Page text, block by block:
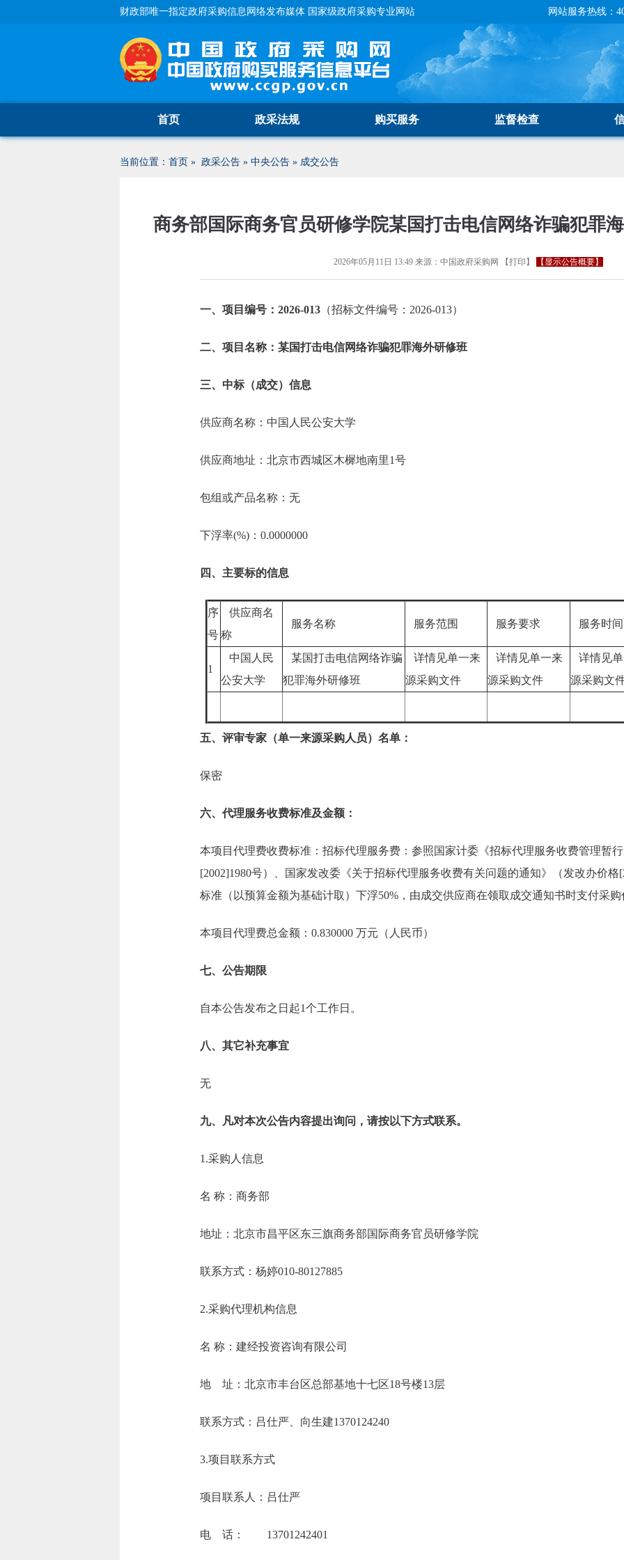
财政部唯一指定政府采购信息网络发布媒体 国家级政府采购专业网站 网站服务热线：
首页 政采法规 购买服务 监督检查
当前位置： 首页 » 政采公告 » 中央公告 » 成交公告
商务部国际商务官员研修学院某国打击电信网络诈骗犯罪
2026年05月11日 13:49来源： 中国政府采购网 【打印 】 【显示公告概要】
一、项目编号：2026-013 （招标文件编号：2026-013）
二、项目名称：某国打击电信网络诈骗犯罪海外研修班
三、中标（成交）信息
供应商名称：中国人民公安大学
供应商地址：北京市西城区木樨地南里1号
包组或产品名称：无
下浮率(%)：0.0000000
四、主要标的信息
序
号
供应商名
称
服务名称 服务范围 服务要求 服务时间
1
中国人民
公安大学
某国打击电信网络诈骗
犯罪海外研修班
详情见单一来
源采购文件
详情见单一来
源采购文件
详情见
源采购文
五、评审专家（单一来源采购人员）名单：
保密
六、代理服务收费标准及金额：
本项目代理费收费标准：招标代理服务费：参照国家计委《招标代理服务收费管理暂
[2002]1980号）、国家发改委《关于招标代理服务收费有关问题的通知》（发改办价格
标准（以预算金额为基础计取）下浮50%，由成交供应商在领取成交通知书时支付采购
本项目代理费总金额：0.830000 万元（人民币）
七、公告期限
自本公告发布之日起1个工作日。
八、其它补充事宜
无
九、凡对本次公告内容提出询问，请按以下方式联系。
1.采购人信息
名 称：商务部
地址：北京市昌平区东三旗商务部国际商务官员研修学院
联系方式：杨婷010-80127885
2.采购代理机构信息
名 称：建经投资咨询有限公司
地 址：北京市丰台区总部基地十七区18号楼13层
联系方式：吕仕严、向生建1370124240
3.项目联系方式
项目联系人：吕仕严
电 话： 13701242401